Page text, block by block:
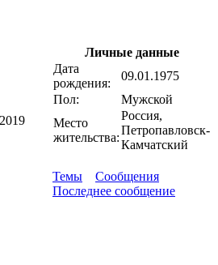
Личные данные
Дата
рождения:
09.01.1975
Пол:
Мужской
Место
жительства:
Россия,
Петропавловск-
Камчатский
Темы
Сообщения
Последнее сообщение